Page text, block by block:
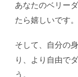
あなたのベリー
たら嬉しいです。
そして、自分の
り、より自由で
う。